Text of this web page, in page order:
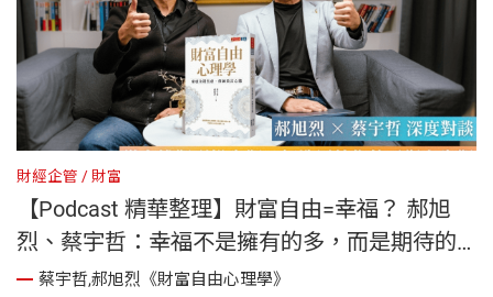
財經企管 財富
【Podcast 精華整理】財富自由=幸福？ 郝旭
烈、蔡宇哲：幸福不是擁有的多，而是期待的
少｜《財富自由心理學》
蔡宇哲,郝旭烈《財富自由心理學》